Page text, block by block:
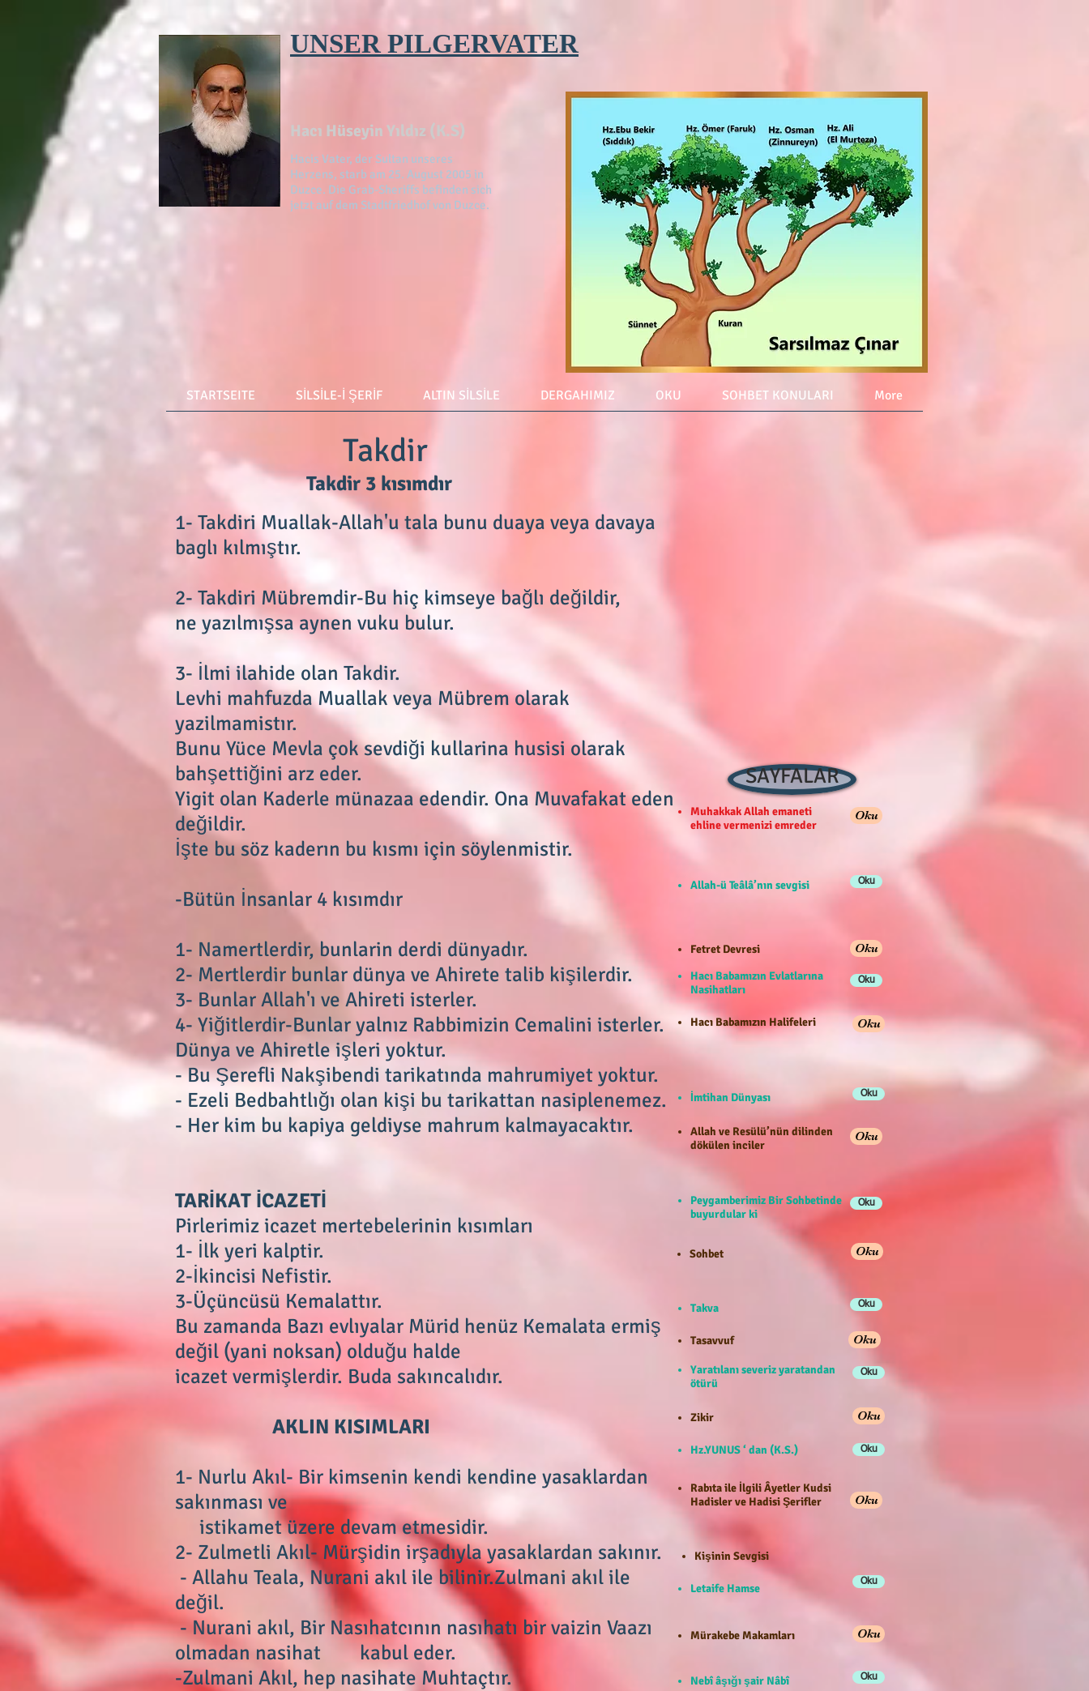
UNSER PILGERVATER
Hacı Hüseyin Yıldız (K.S)
Hacis Vater, der Sultan unseres
Herzens, starb am 25. August 2005 in
Duzce. Die Grab-Sheriffs befinden sich
jetzt auf dem Stadtfriedhof von Duzce.
STARTSEITE SİLSİLE-İ ŞERİF ALTIN SİLSİLE DERGAHIMIZ OKU SOHBET KONULARI More
Takdir
Takdir 3 kısımdır
1- Takdiri Muallak-Allah'u tala bunu duaya veya davaya
baglı kılmıştır.
2- Takdiri Mübremdir-Bu hiç kimseye bağlı değildir,
ne yazılmışsa aynen vuku bulur.
3- İlmi ilahide olan Takdir.
Levhi mahfuzda Muallak veya Mübrem olarak
yazilmamistır.
Bunu Yüce Mevla çok sevdiği kullarina husisi olarak
bahşettiğini arz eder.
Yigit olan Kaderle münazaa edendir. Ona Muvafakat eden
değildir.
İşte bu söz kaderın bu kısmı için söylenmistir.
-Bütün İnsanlar 4 kısımdır
1- Namertlerdir, bunlarin derdi dünyadır.
2- Mertlerdir bunlar dünya ve Ahirete talib kişilerdir.
3- Bunlar Allah'ı ve Ahireti isterler.
4- Yiğitlerdir-Bunlar yalnız Rabbimizin Cemalini isterler.
Dünya ve Ahiretle işleri yoktur.
- Bu Şerefli Nakşibendi tarikatında mahrumiyet yoktur.
- Ezeli Bedbahtlığı olan kişi bu tarikattan nasiplenemez.
- Her kim bu kapiya geldiyse mahrum kalmayacaktır.
TARİKAT İCAZETİ
Pirlerimiz icazet mertebelerinin kısımları
1- İlk yeri kalptir.
2-İkincisi Nefistir.
3-Üçüncüsü Kemalattır.
Bu zamanda Bazı evlıyalar Mürid henüz Kemalata ermiş
değil (yani noksan) olduğu halde
icazet vermişlerdir. Buda sakıncalıdır.
AKLIN KISIMLARI
1- Nurlu Akıl- Bir kimsenin kendi kendine yasaklardan
sakınması ve
istikamet üzere devam etmesidir.
2- Zulmetli Akıl- Mürşidin irşadıyla yasaklardan sakınır.
- Allahu Teala, Nurani akıl ile bilinir.Zulmani akıl ile
değil.
- Nurani akıl, Bir Nasıhatcının nasıhatı bir vaizin Vaazı
olmadan nasihat kabul eder.
-Zulmani Akıl, hep nasihate Muhtaçtır.
Muhakkak Allah emaneti
ehline vermenizi emreder
Oku
Allah-ü Teâlâ’nın sevgisi Oku
Fetret Devresi Oku
Hacı Babamızın Evlatlarına
Nasihatları
Oku
Oku
Hacı Babamızın Halifeleri
Oku
İmtihan Dünyası
Oku
Allah ve Resülü’nün dilinden
dökülen inciler
Oku
Peygamberimiz Bir Sohbetinde
buyurdular ki
Oku
Sohbet
Oku
Takva
Oku
Tasavvuf
Oku
Yaratılanı severiz yaratandan
ötürü
Oku
Zikir
Oku
Hz.YUNUS ‘ dan (K.S.)
Oku
Rabıta ile İlgili Âyetler Kudsi
Hadisler ve Hadisi Şerifler
Letaife Hamse Oku
Mürakebe Makamları
Nebî âşığı şair Nâbî Oku
Kişinin Sevgisi
Oku
SAYFALAR